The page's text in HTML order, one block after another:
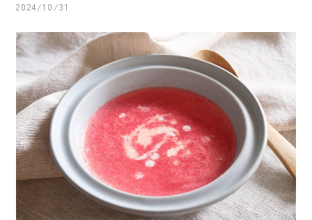
お問い合わせ
ONLINE SHOP
レシピ紹介
2024/10/31